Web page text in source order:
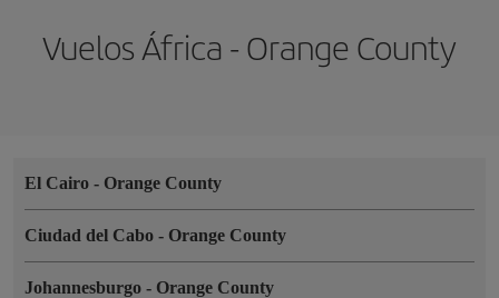
Vuelos África - Orange County
El Cairo - Orange County
Ciudad del Cabo - Orange County
Johannesburgo - Orange County